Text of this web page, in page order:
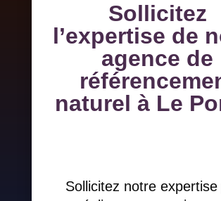
Sollicitez
l’expertise de
agence de
naturel à Le
Sollicitez notre